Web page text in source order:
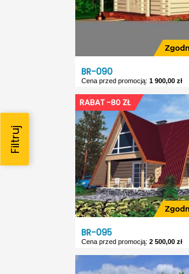
Kąt nach. dachu:
BR-090
Cena przed promocją: 1 900,00 zł
BR-090
Dostępność:
5
Typ projektu:
Garaż:
Dach:
Odbicie lustrzane:
BR-095
RABAT -80 ZŁ
Cena przed promocją: 2 500,00 zł
BR-095